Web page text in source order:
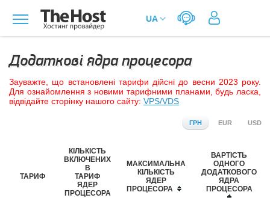
Додаткові ядра процесора
Зауважте, що встановлені тарифи дійсні до весни 2023 року.
Для ознайомлення з новими тарифними планами, будь ласка,
відвідайте сторінку нашого сайту: VPS/VDS
ГРН EUR USD
ТАРИФ
КІЛЬКІСТЬ
ВКЛЮЧЕНИХ
В
ТАРИФ
ЯДЕР
ПРОЦЕСОРА
МАКСИМАЛЬНА
КІЛЬКІСТЬ
ЯДЕР
ПРОЦЕСОРА
ВАРТІСТЬ
ОДНОГО
ДОДАТКОВОГО
ЯДРА
ПРОЦЕСОРА